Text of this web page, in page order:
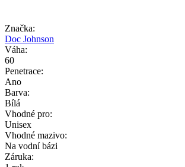
Značka:
Doc Johnson
Váha:
60
Penetrace:
Ano
Barva:
Bílá
Vhodné pro:
Unisex
Vhodné mazivo:
Na vodní bázi
Záruka: